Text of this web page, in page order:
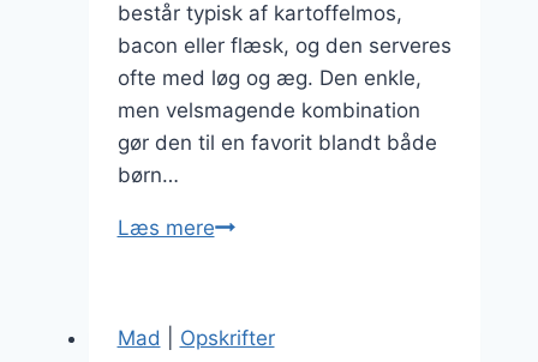
består typisk af kartoffelmos,
bacon eller flæsk, og den serveres
ofte med løg og æg. Den enkle,
men velsmagende kombination
gør den til en favorit blandt både
børn…
Læs mereBrændende
på
Mad Opskrifter